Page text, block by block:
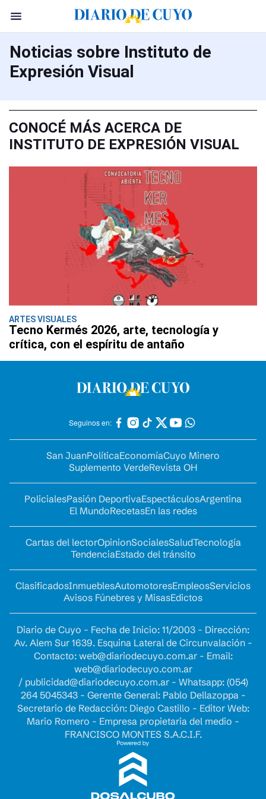
Noticias sobre Instituto de
Expresión Visual
CONOCÉ MÁS ACERCA DE
INSTITUTO DE EXPRESIÓN VISUAL
ARTES VISUALES
Tecno Kermés 2026, arte, tecnología y
crítica, con el espíritu de antaño
Seguinos en:
San JuanPolíticaEconomíaCuyo Minero
Suplemento VerdeRevista OH
PolicialesPasión DeportivaEspectáculosArgentina
El MundoRecetasEn las redes
Cartas del lectorOpinionSocialesSaludTecnología
TendenciaEstado del tránsito
ClasificadosInmueblesAutomotoresEmpleosServicios
Avisos Fúnebres y MisasEdictos
Diario de Cuyo - Fecha de Inicio: 11/2003 - Dirección:
Av. Alem Sur 1639. Esquina Lateral de Circunvalación -
Contacto: web@diariodecuyo.com.ar- Email:
web@diariodecuyo.com.ar
/ publicidad@diariodecuyo.com.ar- Whatsapp: (054)
264 5045343 - Gerente General: Pablo Dellazoppa -
Secretario de Redacción: Diego Castillo - Editor Web:
Mario Romero - Empresa propietaria del medio -
FRANCISCO MONTES S.A.C.I.F.